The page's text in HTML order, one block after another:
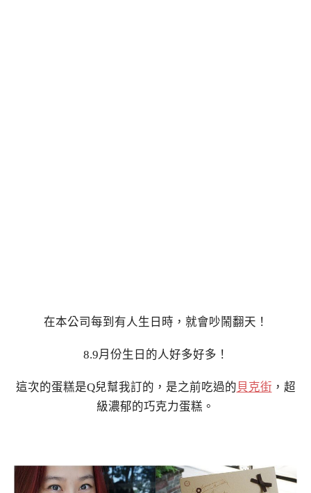
在本公司每到有人生日時，就會吵鬧翻天！
8.9月份生日的人好多好多！
這次的蛋糕是Q兒幫我訂的，是之前吃過的 貝克街 ，超
級濃郁的巧克力蛋糕。